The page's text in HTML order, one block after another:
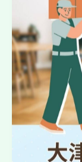
#迅速対応
#いつでも相談
#暮らしのパー
#心強い味方
#掃除
#生活サポート
#柔軟対応